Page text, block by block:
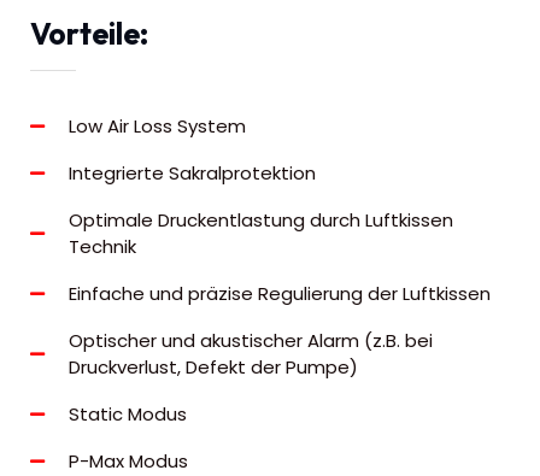
Vorteile:
Low Air Loss System
Integrierte Sakralprotektion
Optimale Druckentlastung durch Luftkissen
Technik
Einfache und präzise Regulierung der Luftkissen
Optischer und akustischer Alarm (z.B. bei
Druckverlust, Defekt der Pumpe)
Static Modus
P-Max Modus